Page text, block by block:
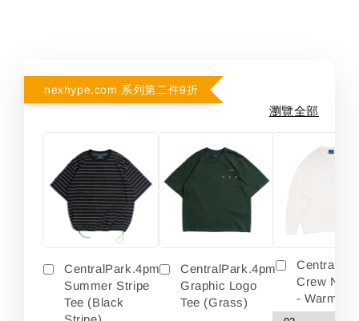
nexhype.com 系列第二件9折
瀏覽全部
CentralPark.4pm
Summer Stripe
Tee (Black
CentralPark.4pm
Graphic Logo
Tee (Grass)
Crew
- Warm